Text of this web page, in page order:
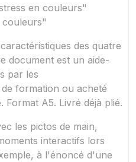
en couleurs"
couleurs"
des quatre
document est un aide-
par les
formation ou acheté
A5. Livré déjà plié.
les pictos de main,
interactifs lors
à l'énoncé d'une